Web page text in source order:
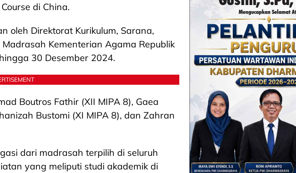
di China.
oleh Direktorat Kurikulum, Sarana,
Kementerian Agama Republik
30 Desember 2024.
Boutros Fathir (XII MIPA 8), Gaea
Bustomi (XI MIPA 8), dan Zahran
dari madrasah terpilih di seluruh
yang meliputi studi akademik di